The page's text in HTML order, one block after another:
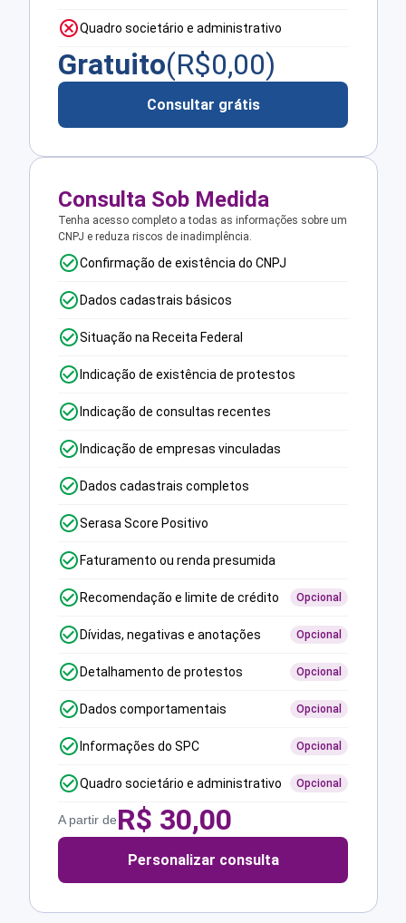
Quadro societário e administrativo
Gratuito(R$0,00)
Consultar grátis
Consulta Sob Medida
Tenha acesso completo a todas as informações sobre um
CNPJ e reduza riscos de inadimplência.
Confirmação de existência do CNPJ
Dados cadastrais básicos
Situação na Receita Federal
Indicação de existência de protestos
Indicação de consultas recentes
Indicação de empresas vinculadas
Dados cadastrais completos
Serasa Score Positivo
Faturamento ou renda presumida
Recomendação e limite de crédito Opcional
Dívidas, negativas e anotações Opcional
Detalhamento de protestos Opcional
Dados comportamentais Opcional
Informações do SPC Opcional
Quadro societário e administrativo Opcional
A partir deR$ 30,00
Personalizar consulta